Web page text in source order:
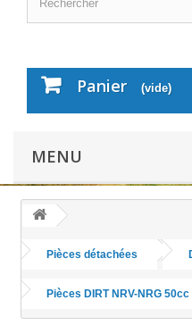
Panier (vide)
MENU
Pièces détachées
Pièces DIRT NRV-NRG 50cc